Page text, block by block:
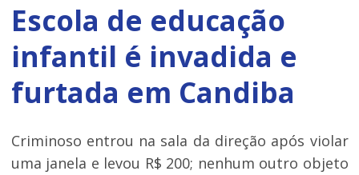
Escola de educação
infantil é invadida e
furtada em Candiba
Criminoso entrou na sala da direção após violar
uma janela e levou R$ 200; nenhum outro objeto